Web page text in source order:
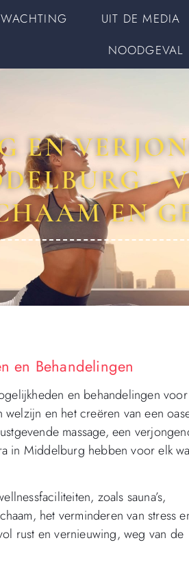
UIT DE MEDIA
NOODGEVAL
EN
-
EN
en Behandelingen
en behandelingen voor
en het creëren van een
massage, een
in Middelburg hebben voor elk
zoals sauna’s,
het verminderen van stress
rust en vernieuwing, weg van de